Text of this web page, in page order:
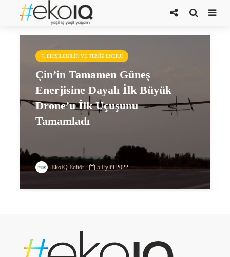
Birinci Uçak Tasarım Enstitüsü
7. ERIŞILEBILIR VE TEMIZ ENERJI
Çin’in Tamamen Güneş
Enerjisine Dayalı İlk Büyük
Drone’u İlk Uçuşunu
Tamamladı
EkoIQ Editör 5 Eylül 2022